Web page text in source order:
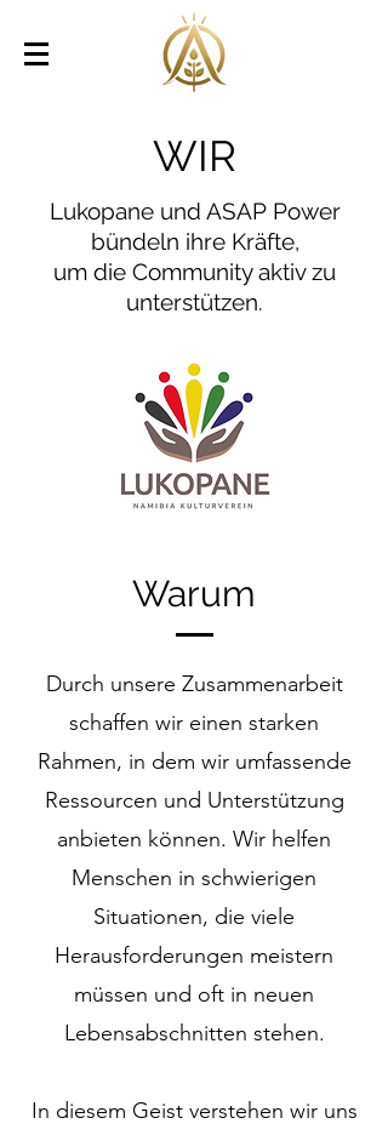
WIR
Lukopane und ASAP Power
bündeln ihre Kräfte,
um die Community aktiv zu
unterstützen.
Warum
Durch unsere Zusammenarbeit
schaffen wir einen starken
Rahmen, in dem wir umfassende
Ressourcen und Unterstützung
anbieten können. Wir helfen
Menschen in schwierigen
Situationen, die viele
Herausforderungen meistern
müssen und oft in neuen
Lebensabschnitten stehen.
In diesem Geist verstehen wir uns